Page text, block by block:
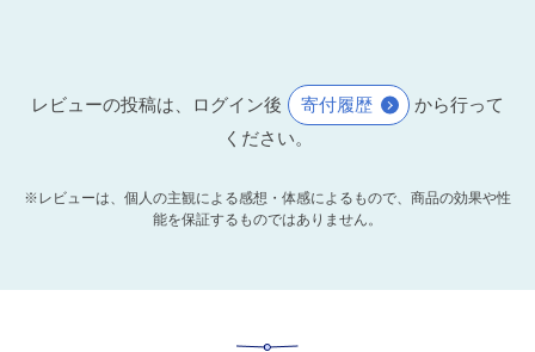
レビューの投稿は、ログイン後 寄付履歴
から行って
ください。
※レビューは、個人の主観による感想・体感によるもので、商品の効果や性
能を保証するものではありません。